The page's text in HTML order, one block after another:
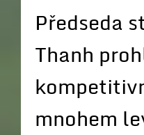
Předseda
Thanh
mnohem